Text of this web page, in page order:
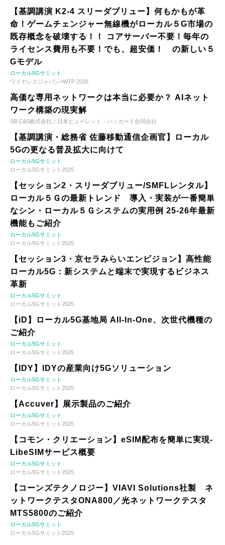
【基調講演 K2-4 スリーダブリュー】何もかもが革
命！ゲームチェンジャー無線機がローカル５G市場の
既存概念を破壊する！！ コアサーバー不要！毎年の
ライセンス費用も不要！でも、超安価！ の新しい５
Gモデル
ローカル5Gサミット
ワイヤレスジャパン×WTP 2026
高価な専用ネットワークは本当に必要か？ AIネット
ワーク構築の現実解
SB C&S株式会社／日本ヒューレット・パッカード合同会社
【基調講演・総務省 佐藤移動通信企画官】ローカル
5Gの更なる普及拡大に向けて
ローカル5Gサミット
ローカル5Gサミット2025
【セッション2・スリーダブリュー/SMFLレンタル】
ローカル５Ｇの最新トレンド 導入・実装が一番簡単
なシン・ローカル５Ｇシステムの実用例 25-26年最新
機能もご紹介
ローカル5Gサミット
ローカル5Gサミット2025
【セッション3・京セラみらいエンビジョン】高性能
ローカル5G：新システムと端末で実現するビジネス
革新
ローカル5Gサミット
ローカル5Gサミット2025
【iD】ローカル5G基地局 All-In-One、次世代機種の
ご紹介
ローカル5Gサミット
ローカル5Gサミット2025
【IDY】IDYの産業向け5Gソリューション
ローカル5Gサミット
ローカル5Gサミット2025
【Accuver】展示製品のご紹介
ローカル5Gサミット
ローカル5Gサミット2025
【コモン・クリエーション】eSIM配布を簡単に実現-
LibeSIMサービス概要
ローカル5Gサミット
ローカル5Gサミット2025
【コーンズテクノロジー】VIAVI Solutions社製 ネ
ットワークテスタONA800／光ネットワークテスタ
MTS5800のご紹介
ローカル5Gサミット
ローカル5Gサミット2025